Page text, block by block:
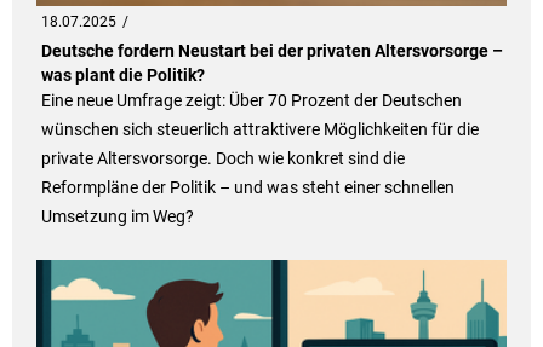
18.07.2025
Deutsche fordern Neustart bei der privaten Altersvorsorge –
was plant die Politik?
Eine neue Umfrage zeigt: Über 70 Prozent der Deutschen
wünschen sich steuerlich attraktivere Möglichkeiten für die
private Altersvorsorge. Doch wie konkret sind die
Reformpläne der Politik – und was steht einer schnellen
Umsetzung im Weg?